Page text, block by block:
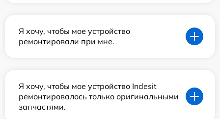
Я хочу, чтобы мое устройство
ремонтировали при мне.
Я хочу, чтобы мое устройство Indesit
ремонтировалось только оригинальными
запчастями.